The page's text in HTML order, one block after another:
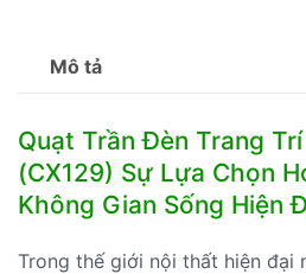
Mô tả
Quạt Trần Đèn Trang
(CX129) Sự Lựa Chọn
Không Gian Sống Hiện
Trong thế giới nội thất hiện đại